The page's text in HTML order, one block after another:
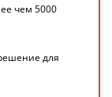
чем 5000
для